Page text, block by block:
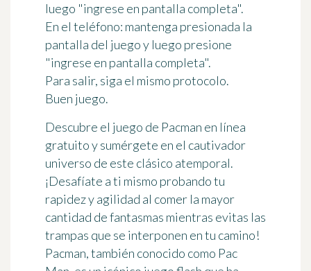
luego "ingrese en pantalla completa".
En el teléfono: mantenga presionada la
pantalla del juego y luego presione
"ingrese en pantalla completa".
Para salir, siga el mismo protocolo.
Buen juego.
Descubre el juego de Pacman en línea
gratuito y sumérgete en el cautivador
universo de este clásico atemporal.
¡Desafíate a ti mismo probando tu
rapidez y agilidad al comer la mayor
cantidad de fantasmas mientras evitas las
trampas que se interponen en tu camino!
Pacman, también conocido como Pac